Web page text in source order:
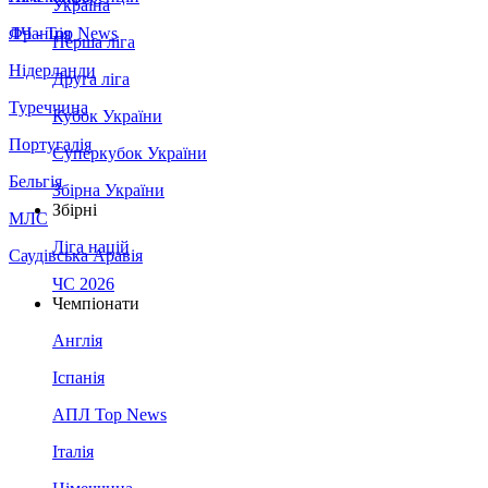
Франція
Нідерланди
Туреччина
Португалія
Бельгія
МЛС
Саудівська Аравія
ЛЧ - Top News
Україна
Перша ліга
Друга ліга
Кубок України
Суперкубок України
Збірна України
Збірні
Ліга націй
ЧС 2026
Чемпіонати
Англія
Іспанія
АПЛ Top News
Італія